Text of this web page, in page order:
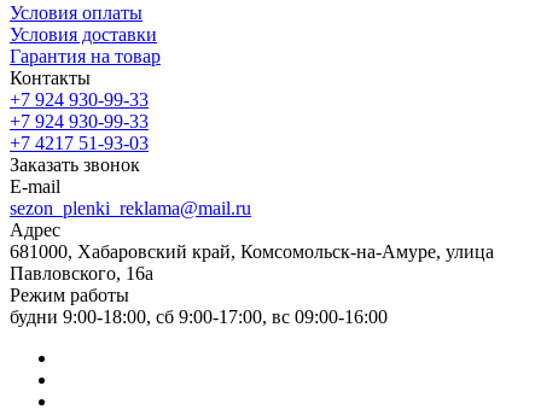
Условия оплаты
Условия доставки
Гарантия на товар
Контакты
+7 924 930-99-33
+7 924 930-99-33
+7 4217 51-93-03
Заказать звонок
E-mail
sezon_plenki_reklama@mail.ru
Адрес
681000, Хабаровский край, Комсомольск-на-Амуре, улица
Павловского, 16а
Режим работы
будни 9:00-18:00, сб 9:00-17:00, вс 09:00-16:00